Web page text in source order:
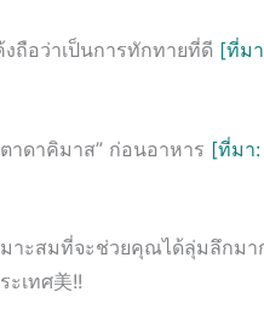
ถือว่าเป็นการทักทายที่ดี [ที่ม
าดาคิมาส” ก่อนอาหาร [ที่มา:
าะสมที่จะช่วยคุณได้ลุ่มลึกม
เทศ美!!